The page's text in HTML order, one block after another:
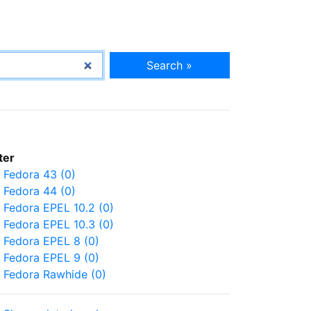
Search »
Fedora 43 (0)
Fedora 44 (0)
Fedora EPEL 10.2 (0)
Fedora EPEL 10.3 (0)
Fedora EPEL 8 (0)
Fedora EPEL 9 (0)
Fedora Rawhide (0)